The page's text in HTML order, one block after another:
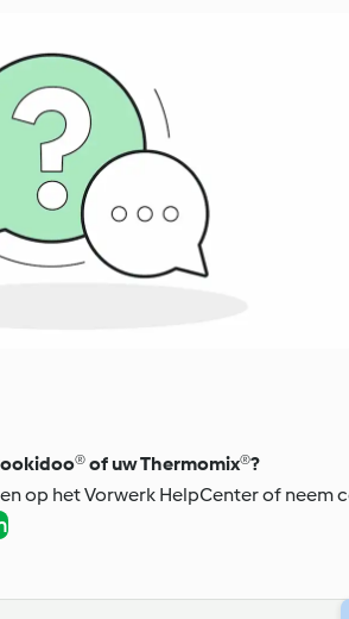
of uw Thermomix®?
op het Vorwerk HelpCenter of neem